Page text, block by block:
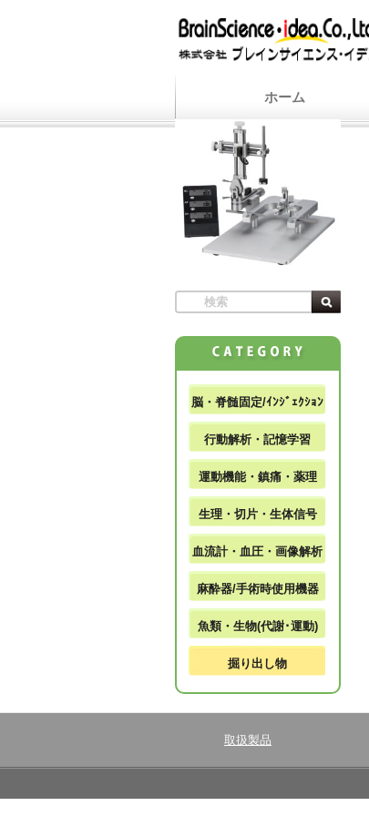
ホーム
脳・脊髄固定/ｲﾝｼﾞｪｸｼｮﾝ
行動解析・記憶学習
運動機能・鎮痛・薬理
生理・切片・生体信号
血流計・血圧・画像解析
麻酔器/手術時使用機器
魚類・生物(代謝･運動)
掘り出し物
取扱製品